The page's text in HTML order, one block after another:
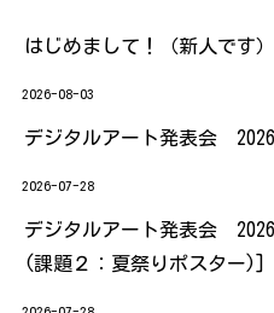
はじめまして！（新人です）
2026-08-03
デジタルアート発表会
2026-07-28
デジタルアート発表会
(課題２：夏祭りポスター)]